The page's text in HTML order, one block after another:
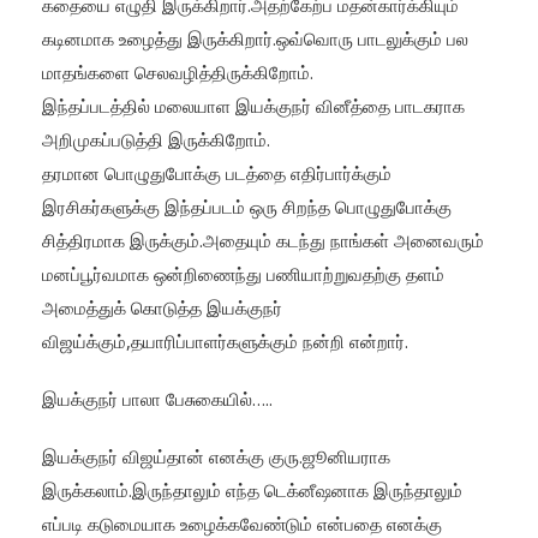
கதையை எழுதி இருக்கிறார்.அதற்கேற்ப மதன்கார்க்கியும்
கடினமாக உழைத்து இருக்கிறார்.ஒவ்வொரு பாடலுக்கும் பல
மாதங்களை செலவழித்திருக்கிறோம்.
இந்தப்படத்தில் மலையாள இயக்குநர் வினீத்தை பாடகராக
அறிமுகப்படுத்தி இருக்கிறோம்.
தரமான பொழுதுபோக்கு படத்தை எதிர்பார்க்கும்
இரசிகர்களுக்கு இந்தப்படம் ஒரு சிறந்த பொழுதுபோக்கு
சித்திரமாக இருக்கும்.அதையும் கடந்து நாங்கள் அனைவரும்
மனப்பூர்வமாக ஒன்றிணைந்து பணியாற்றுவதற்கு தளம்
அமைத்துக் கொடுத்த இயக்குநர்
விஜய்க்கும்,தயாரிப்பாளர்களுக்கும் நன்றி என்றார்.
இயக்குநர் பாலா பேசுகையில்…..
இயக்குநர் விஜய்தான் எனக்கு குரு.ஜூனியராக
இருக்கலாம்.இருந்தாலும் எந்த டெக்னீஷனாக இருந்தாலும்
எப்படி கடுமையாக உழைக்கவேண்டும் என்பதை எனக்கு